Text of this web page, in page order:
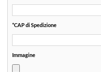
*CAP di Spedizione
Immagine